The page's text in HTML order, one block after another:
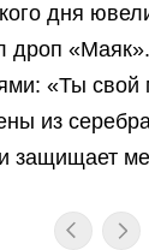
дня
дроп
«Ты свой
из
защищает